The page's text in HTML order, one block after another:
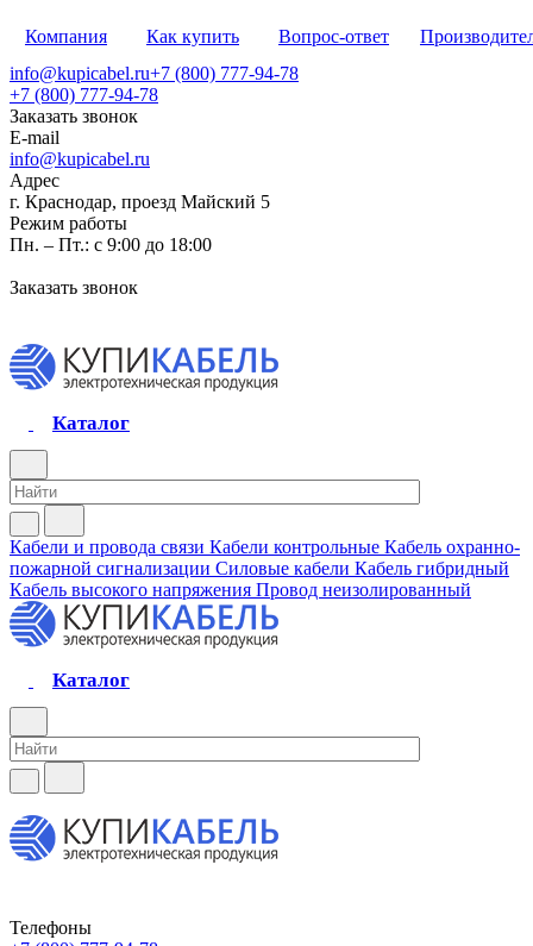
Компания Как купить Вопрос-ответ
info@kupicabel.ru+7 (800) 777-94-78
+7 (800) 777-94-78
Заказать звонок
E-mail
info@kupicabel.ru
Адрес
г. Краснодар, проезд Майский 5
Режим работы
Пн. – Пт.: с 9:00 до 18:00
Заказать звонок
Каталог
Кабели и провода связи Кабели контрольные Кабель охранно-
пожарной сигнализации Силовые кабели Кабель гибридный
Кабель высокого напряжения Провод неизолированный
Каталог
Телефоны